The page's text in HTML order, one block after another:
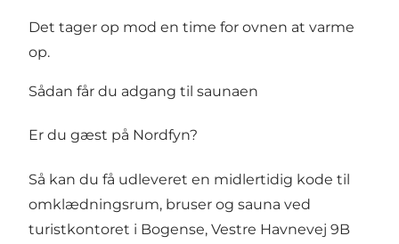
Det tager op mod en time for ovnen at varme
op.
Sådan får du adgang til saunaen
Er du gæst på Nordfyn?
Så kan du få udleveret en midlertidig kode til
omklædningsrum, bruser og sauna ved
turistkontoret i Bogense, Vestre Havnevej 9B